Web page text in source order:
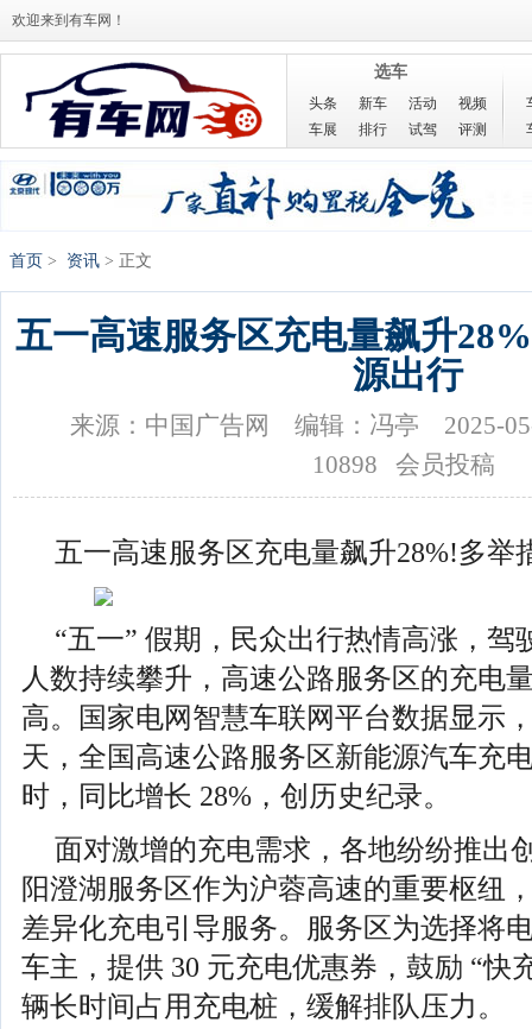
欢迎来到有车网！
选车
头条 新车 活动
视频
车展
排行 试驾 评测
首页 > 资讯 > 正文
五一高速服务区充电量飙升
源出行
来源：中国广告网 编辑：冯亭
2025-
10898 会员投稿
五一高速服务区充电量飙升28%!多举
“五一” 假期，民众出行热情高涨，驾
人数持续攀升，高速公路服务区的充电
高。国家电网智慧车联网平台数据显示
天，全国高速公路服务区新能源汽车充
时，同比增长 28%，创历史纪录。
面对激增的充电需求，各地纷纷推出
阳澄湖服务区作为沪蓉高速的重要枢纽
差异化充电引导服务。服务区为选择将
车主，提供 30 元充电优惠券，鼓励 “快
辆长时间占用充电桩，缓解排队压力。